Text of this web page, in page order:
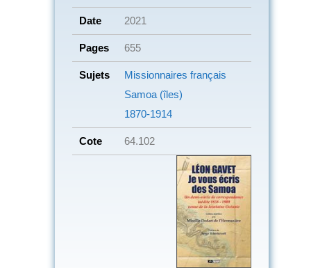
Date 2021
Pages 655
Sujets
Missionnaires français
Samoa (îles)
1870-1914
Cote 64.102